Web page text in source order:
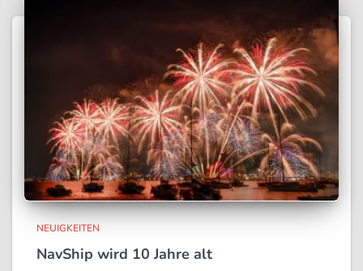
NEUIGKEITEN
NavShip wird 10 Jahre alt